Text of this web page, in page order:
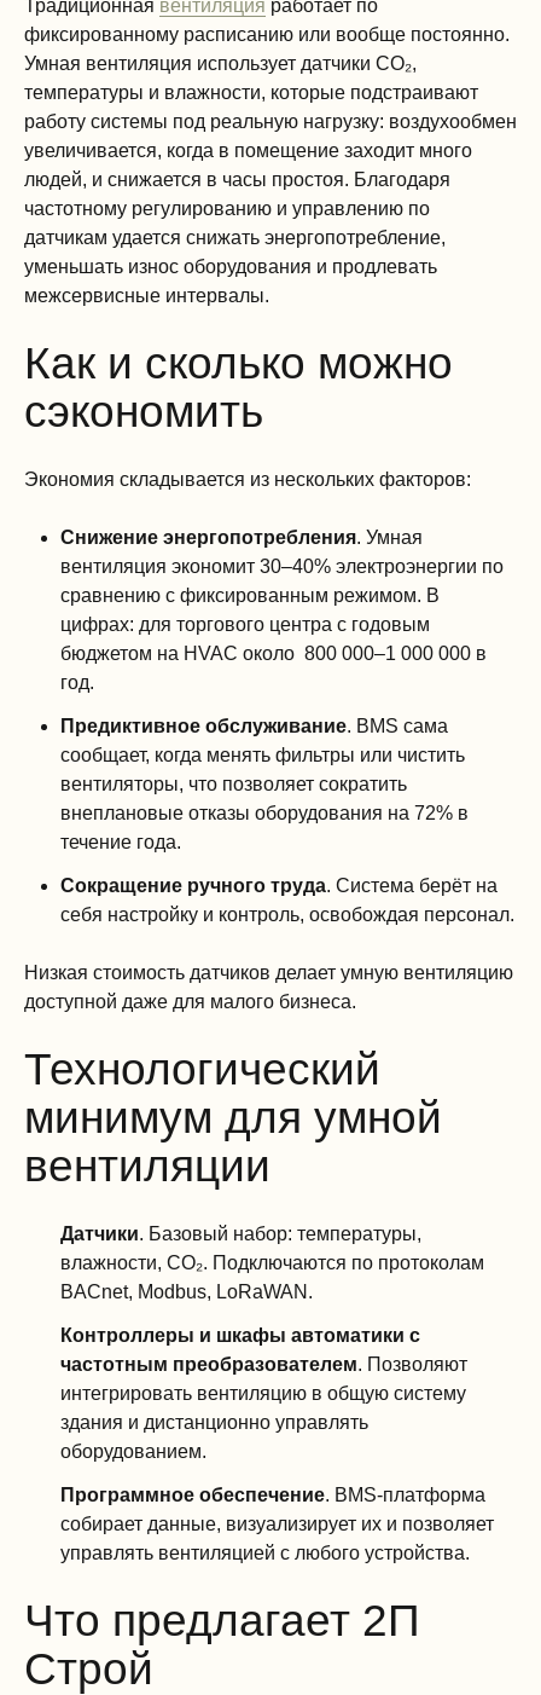
Традиционная вентиляция работает по
фиксированному расписанию или вообще постоянно.
Умная вентиляция использует датчики CO₂,
температуры и влажности, которые подстраивают
работу системы под реальную нагрузку: воздухообмен
увеличивается, когда в помещение заходит много
людей, и снижается в часы простоя. Благодаря
частотному регулированию и управлению по
датчикам удается снижать энергопотребление,
уменьшать износ оборудования и продлевать
межсервисные интервалы.
Как и сколько можно
сэкономить
Экономия складывается из нескольких факторов:
Снижение энергопотребления. Умная
вентиляция экономит 30–40% электроэнергии по
сравнению с фиксированным режимом. В
цифрах: для торгового центра с годовым
бюджетом на HVAC около 800 000–1 000 000 в
год.
Предиктивное обслуживание. BMS сама
сообщает, когда менять фильтры или чистить
вентиляторы, что позволяет сократить
внеплановые отказы оборудования на 72% в
течение года.
Сокращение ручного труда. Система берёт на
себя настройку и контроль, освобождая персонал.
Низкая стоимость датчиков делает умную вентиляцию
доступной даже для малого бизнеса.
Технологический
минимум для умной
вентиляции
Датчики. Базовый набор: температуры,
влажности, CO₂. Подключаются по протоколам
BACnet, Modbus, LoRaWAN.
Контроллеры и шкафы автоматики с
частотным преобразователем. Позволяют
интегрировать вентиляцию в общую систему
здания и дистанционно управлять
оборудованием.
Программное обеспечение. BMS-платформа
собирает данные, визуализирует их и позволяет
управлять вентиляцией с любого устройства.
Что предлагает 2П
Строй